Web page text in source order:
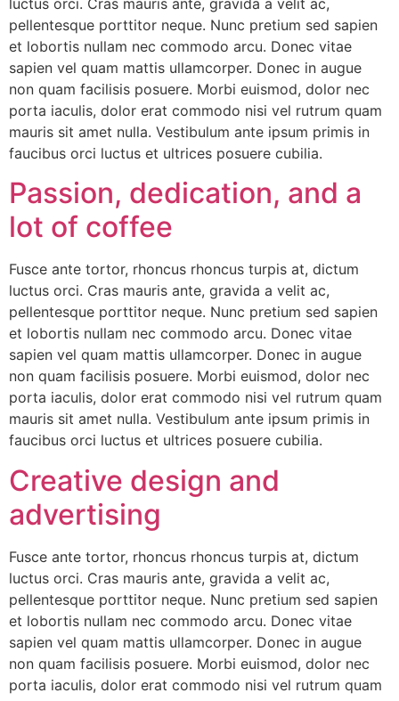
pellentesque porttitor neque. Nunc pretium sed sapien
et lobortis nullam nec commodo arcu. Donec vitae
sapien vel quam mattis ullamcorper. Donec in augue
non quam facilisis posuere. Morbi euismod, dolor nec
porta iaculis, dolor erat commodo nisi vel rutrum quam
mauris sit amet nulla. Vestibulum ante ipsum primis in
faucibus orci luctus et ultrices posuere cubilia.
Passion, dedication, and a
lot of coffee
Fusce ante tortor, rhoncus rhoncus turpis at, dictum
luctus orci. Cras mauris ante, gravida a velit ac,
pellentesque porttitor neque. Nunc pretium sed sapien
et lobortis nullam nec commodo arcu. Donec vitae
sapien vel quam mattis ullamcorper. Donec in augue
non quam facilisis posuere. Morbi euismod, dolor nec
porta iaculis, dolor erat commodo nisi vel rutrum quam
mauris sit amet nulla. Vestibulum ante ipsum primis in
faucibus orci luctus et ultrices posuere cubilia.
Creative design and
advertising
Fusce ante tortor, rhoncus rhoncus turpis at, dictum
luctus orci. Cras mauris ante, gravida a velit ac,
pellentesque porttitor neque. Nunc pretium sed sapien
et lobortis nullam nec commodo arcu. Donec vitae
sapien vel quam mattis ullamcorper. Donec in augue
non quam facilisis posuere. Morbi euismod, dolor nec
porta iaculis, dolor erat commodo nisi vel rutrum quam